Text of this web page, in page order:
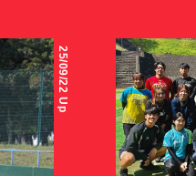
25/09/22 Up